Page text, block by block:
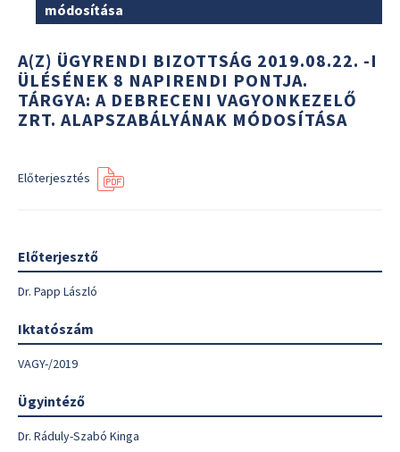
módosítása
A(Z) ÜGYRENDI BIZOTTSÁG 2019.08.22. -I
ÜLÉSÉNEK 8 NAPIRENDI PONTJA.
TÁRGYA: A DEBRECENI VAGYONKEZELŐ
ZRT. ALAPSZABÁLYÁNAK MÓDOSÍTÁSA
Előterjesztés
Előterjesztő
Dr. Papp László
Iktatószám
VAGY-/2019
Ügyintéző
Dr. Ráduly-Szabó Kinga